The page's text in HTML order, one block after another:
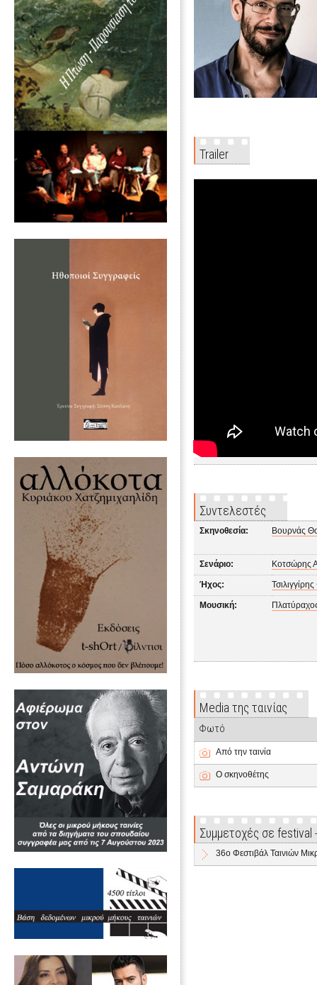
Trailer
Συντελεστές
Σκηνοθεσία: Βουρνάς
Σενάριο: Κοτσώρης
Ήχος:
Μουσική:
Media της ταινίας
Φωτό
Από την ταινία
Ο σκηνοθέτης
Συμμετοχές σε
36ο Φεστιβάλ Ταινιών